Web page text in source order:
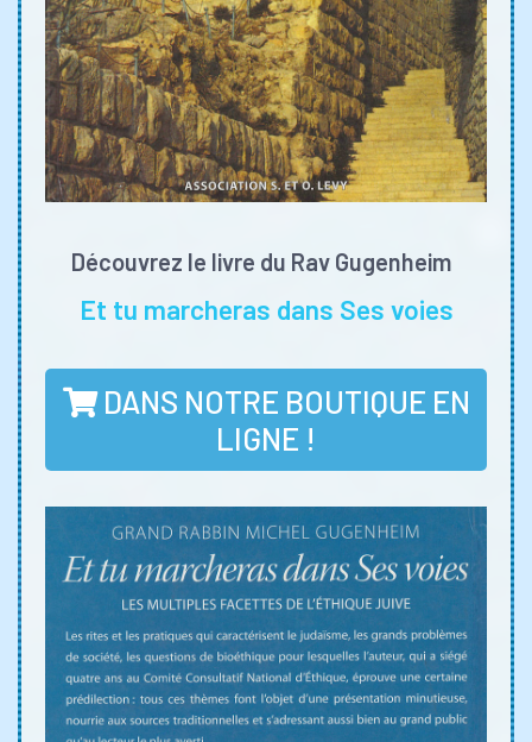
Découvrez le livre du Rav Gugenheim
Et tu marcheras dans Ses voies
DANS NOTRE BOUTIQUE EN
LIGNE !